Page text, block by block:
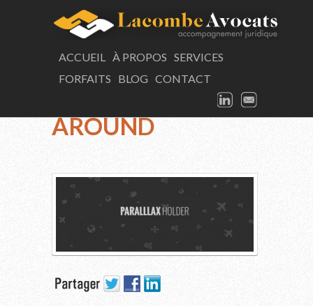
ACCUEIL À PROPOS SERVICES
FORFAITS
BLOG CONTACT
LINKEDIN
AROUND